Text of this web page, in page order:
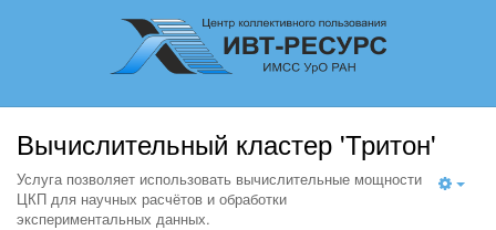
Вычислительный кластер 'Тритон'
Услуга позволяет использовать вычислительные мощности
ЦКП для научных расчётов и обработки
экспериментальных данных.